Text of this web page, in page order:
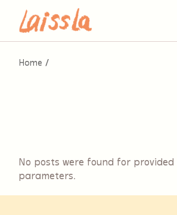
content
Home
No posts were found for provided
parameters.